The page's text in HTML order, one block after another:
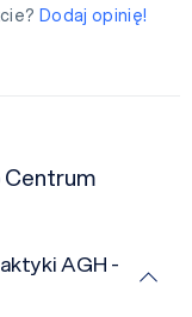
Dodaj opinię!
AGH -